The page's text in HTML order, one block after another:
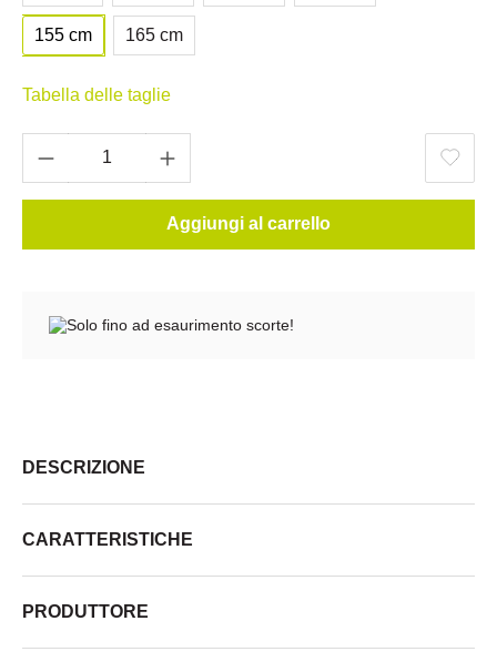
155 cm 165 cm
Tabella delle taglie
Aggiungi al carrello
Solo fino ad esaurimento scorte!
DESCRIZIONE
CARATTERISTICHE
PRODUTTORE